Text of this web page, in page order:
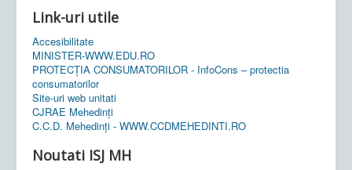
Link-uri utile
Accesibilitate
MINISTER-WWW.EDU.RO
PROTECȚIA CONSUMATORILOR - InfoCons – protectia
consumatorilor
Site-uri web unitati
CJRAE Mehedinți
C.C.D. Mehedinţi - WWW.CCDMEHEDINTI.RO
Noutati ISJ MH